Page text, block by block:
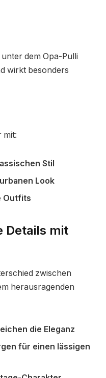
dem Opa-Pulli
wirkt besonders
mit:
Stil
Look
Outfits
Details mit
zwischen
herausragenden
die Eleganz
für einen lässigen